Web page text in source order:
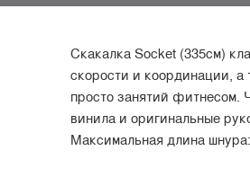
Скакалка Socket (335см)
скорости и координации,
просто занятий фитнесом.
винила и оригинальные
Максимальная длина